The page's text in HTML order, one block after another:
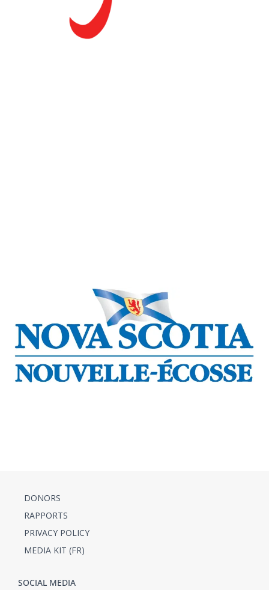
DONORS
RAPPORTS
PRIVACY POLICY
MEDIA KIT (FR)
SOCIAL MEDIA